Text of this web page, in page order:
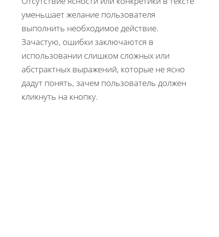
уменьшает желание пользователя
выполнить необходимое действие.
Зачастую, ошибки заключаются в
использовании слишком сложных или
абстрактных выражений, которые не ясно
дадут понять, зачем пользователь должен
кликнуть на кнопку.